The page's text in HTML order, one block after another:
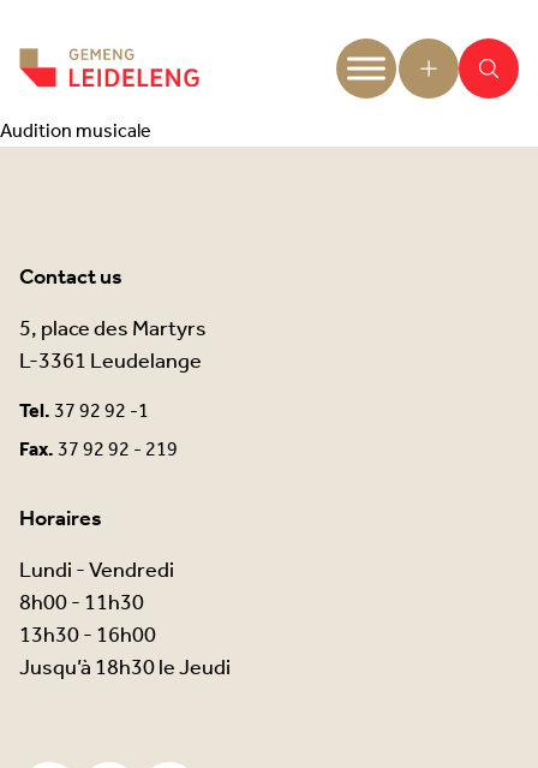
Audition musicale
Contact us
5, place des Martyrs
L-3361 Leudelange
Tel.37 92 92 -1
Fax.37 92 92 - 219
Horaires
Lundi - Vendredi
8h00 - 11h30
13h30 - 16h00
Jusqu’à 18h30 le Jeudi